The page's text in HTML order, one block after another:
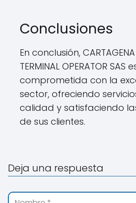
Conclusiones
En conclusión, CARTAGENA
TERMINAL OPERATOR
comprometida con la
sector, ofreciendo
calidad y satisfaciendo
de sus clientes.
Deja una respuesta